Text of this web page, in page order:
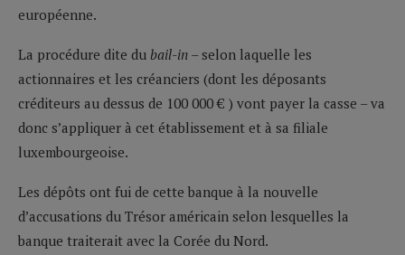
européenne.
La procédure dite du bail-in – selon laquelle les
actionnaires et les créanciers (dont les déposants
créditeurs au dessus de 100 000 € ) vont payer la casse – va
donc s’appliquer à cet établissement et à sa filiale
luxembourgeoise.
Les dépôts ont fui de cette banque à la nouvelle
d’accusations du Trésor américain selon lesquelles la
banque traiterait avec la Corée du Nord.